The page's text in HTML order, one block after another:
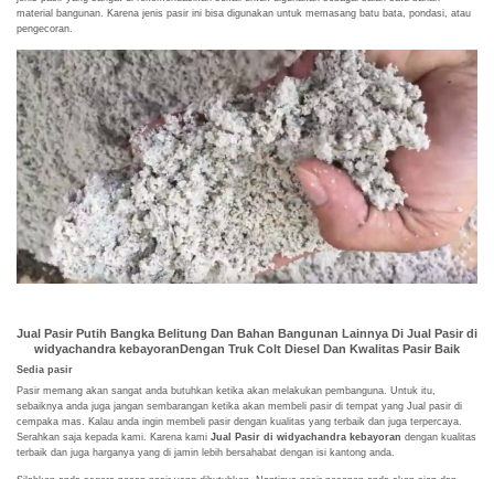
material bangunan. Karena jenis pasir ini bisa digunakan untuk memasang batu bata, pondasi, atau
pengecoran.
Jual Pasir Putih Bangka Belitung Dan Bahan Bangunan Lainnya Di Jual Pasir di
widyachandra kebayoranDengan Truk Colt Diesel Dan Kwalitas Pasir Baik
Sedia pasir
Pasir memang akan sangat anda butuhkan ketika akan melakukan pembanguna. Untuk itu,
sebaiknya anda juga jangan sembarangan ketika akan membeli pasir di tempat yang Jual pasir di
cempaka mas. Kalau anda ingin membeli pasir dengan kualitas yang terbaik dan juga terpercaya.
Serahkan saja kepada kami. Karena kami Jual Pasir di widyachandra kebayoran dengan kualitas
terbaik dan juga harganya yang di jamin lebih bersahabat dengan isi kantong anda.